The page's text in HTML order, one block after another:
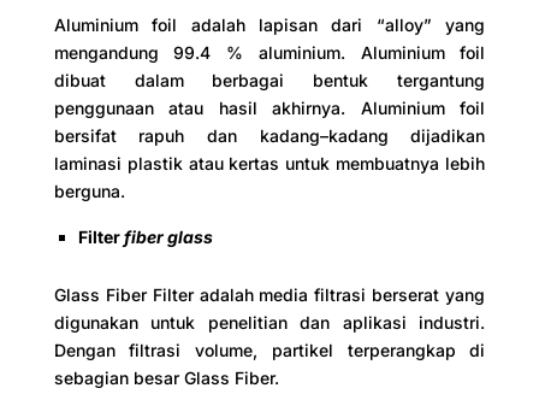
Aluminium foil adalah lapisan dari “alloy” yang
mengandung 99.4 % aluminium. Aluminium foil
dibuat dalam berbagai bentuk tergantung
penggunaan atau hasil akhirnya. Aluminium foil
bersifat rapuh dan kadang–kadang dijadikan
laminasi plastik atau kertas untuk membuatnya lebih
berguna.
Filterfiber glass
Glass Fiber Filter adalah media filtrasi berserat yang
digunakan untuk penelitian dan aplikasi industri.
Dengan filtrasi volume, partikel terperangkap di
sebagian besar Glass Fiber.